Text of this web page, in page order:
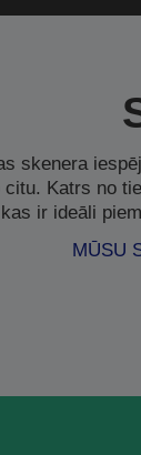
skenera
citu. Katrs no
ir ideāli
MŪSU